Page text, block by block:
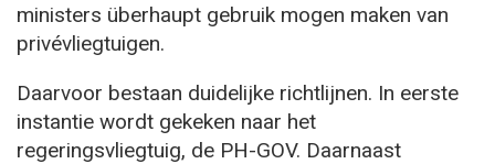
ministers überhaupt gebruik mogen maken van
privévliegtuigen.
Daarvoor bestaan duidelijke richtlijnen. In eerste
instantie wordt gekeken naar het
regeringsvliegtuig, de PH-GOV. Daarnaast